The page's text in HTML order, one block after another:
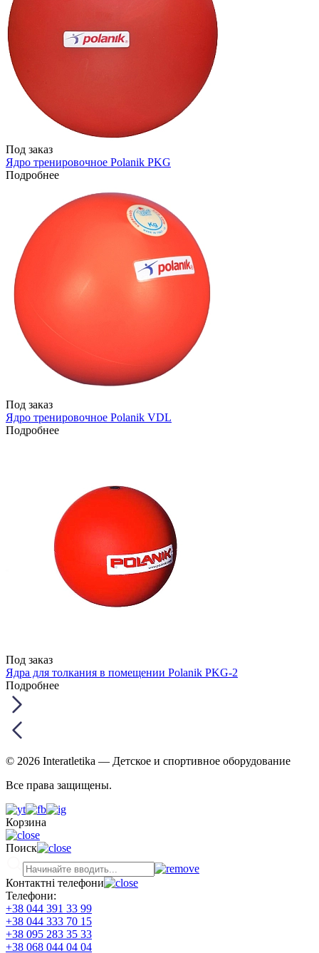
Под заказ
Ядро тренировочное Polanik PKG
Подробнее
Под заказ
Ядро тренировочное Polanik VDL
Подробнее
Под заказ
Ядра для толкания в помещении Polanik PKG-2
Подробнее
© 2026 Interatletika — Детское и спортивное оборудование
Все права защищены.
Корзина
Поиск
Контактні телефони
Телефони:
+38 044 391 33 99
+38 044 333 70 15
+38 095 283 35 33
+38 068 044 04 04